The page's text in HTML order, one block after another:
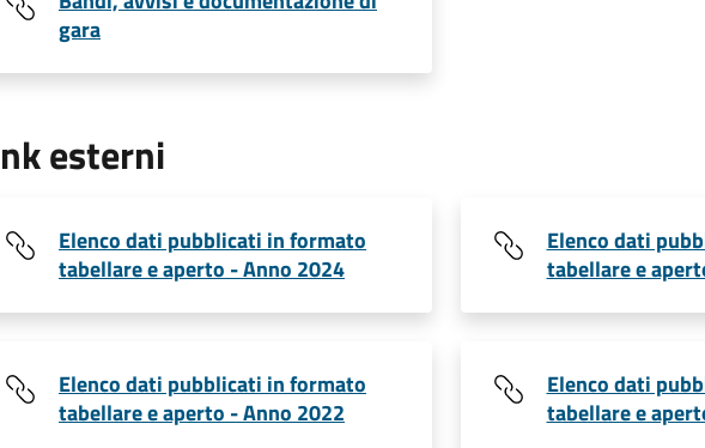
gara
esterni
Elenco dati pubblicati in formato
tabellare e aperto - Anno 2024
Elenco dati
tabellare e
Elenco dati pubblicati in formato
tabellare e aperto - Anno 2022
Elenco dati
tabellare e